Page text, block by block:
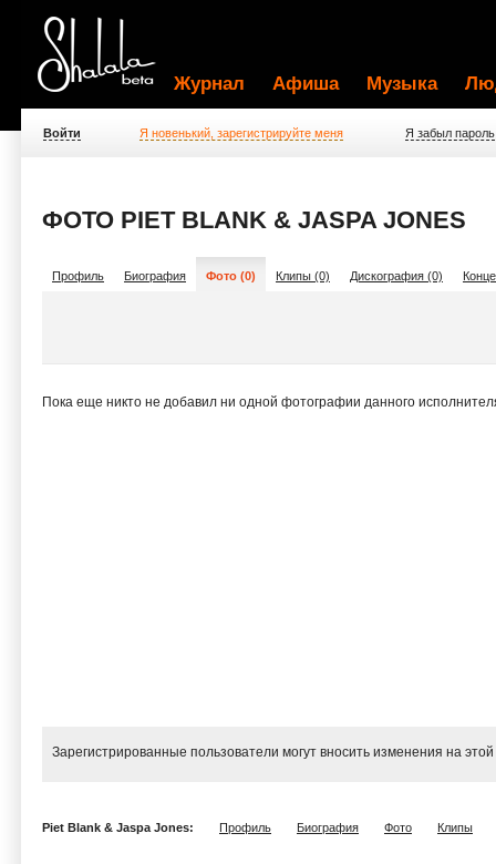
Журнал Афиша Музыка
Войти Я новенький, зарегистрируйте меня Я забыл пароль
ФОТО PIET BLANK & JASPA JONES
Профиль Биография Фото (0) Клипы (0) Дискография (0)
Пока еще никто не добавил ни одной фотографии данного
Зарегистрированные пользователи могут вносить изменения на
Piet Blank & Jaspa Jones: Профиль Биография Фото Клипы